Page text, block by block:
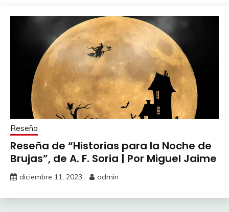
Reseña
Reseña de “Historias para la Noche de
Brujas”, de A. F. Soria | Por Miguel Jaime
diciembre 11, 2023 admin